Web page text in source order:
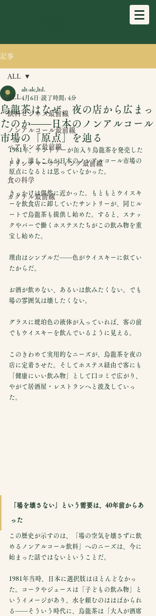
記事
ALL
飲料ビジネス最前線
ノンアルコール最前線
ペアリング最前線
ドリンクマーケティング最前線
食の科学
カクテル最前線
ALL
烏龍茶はなぜ、夜の店から広まっ
たのか——日本のノンアルコール
市場の「原点」を辿る
alt-alc,ltd.
4月6日 読了時間: 4分
1981年、サントリーが缶入り烏龍茶を発売した
とき、誰もこれが日本のノンアルコール市場の
原点になるとは思っていなかった。
きっかけは偶然に近かった。もともとウイスキ
ーを飲食店に卸していたサントリーが、同じル
ートで烏龍茶も提供し始めた。すると、スナッ
クやバーで働くホステスたちがこの飲み物を重
宝し始めた。
理由はシンプルだ——色がウイスキーに似てい
たからだ。
お酒が飲めない、あるいは飲みたくない。でも
場の雰囲気は壊したくない。
グラスに琥珀色の液体が入っていれば、客の前
でもウイスキーを飲んでいるように見える。
このきわめて実用的なニーズが、烏龍茶を夜の
店に定着させた。そしてホステス経由で客にも
「健康にいい飲み物」として口コミで広がり、
やがて居酒屋・レストランへと波及していっ
た。
「場を壊さない」という需要は、40年前からあ
った
この歴史が示すのは、「場の空気を壊さずに飲
めるノンアルコール飲料」へのニーズは、今に
始まった話ではないということだ。
1981年当時、日本に選択肢はほとんどなかっ
た。コーラやジュースは「子どもの飲み物」と
いうイメージがあり、水を頼むのははばかられ
る——そういう時代に、烏龍茶は「大人が酒席